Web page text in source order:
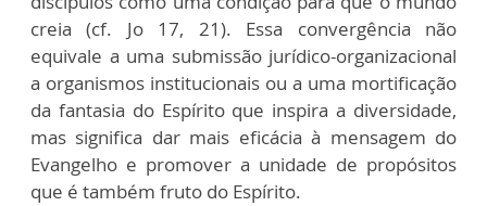
creia (cf. Jo 17, 21). Essa convergência não
equivale a uma submissão jurídico-organizacional
a organismos institucionais ou a uma mortificação
da fantasia do Espírito que inspira a diversidade,
mas significa dar mais eficácia à mensagem do
Evangelho e promover a unidade de propósitos
que é também fruto do Espírito.